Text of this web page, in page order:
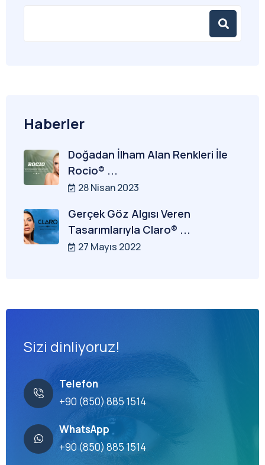
Haberler
Doğadan İlham Alan Renkleri İle
Rocio® ...
28 Nisan 2023
Gerçek Göz Algısı Veren
Tasarımlarıyla Claro® ...
27 Mayıs 2022
Sizi dinliyoruz!
Telefon
+90 (850) 885 1514
WhatsApp
+90 (850) 885 1514